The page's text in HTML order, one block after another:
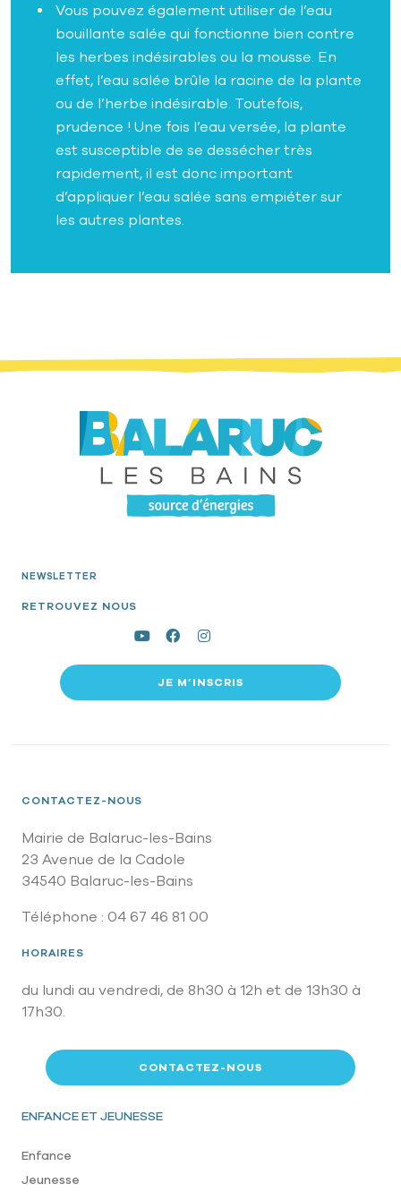
Vous pouvez également utiliser de l’eau
bouillante salée qui fonctionne bien contre
les herbes indésirables ou la mousse. En
effet, l’eau salée brûle la racine de la plante
ou de l’herbe indésirable. Toutefois,
prudence ! Une fois l’eau versée, la plante
est susceptible de se dessécher très
rapidement, il est donc important
d’appliquer l’eau salée sans empiéter sur
les autres plantes.
NEWSLETTER
JE M’INSCRIS
RETROUVEZ NOUS
CONTACTEZ-NOUS
Mairie de Balaruc-les-Bains
23 Avenue de la Cadole
34540 Balaruc-les-Bains
Téléphone : 04 67 46 81 00
HORAIRES
du lundi au vendredi, de 8h30 à 12h et de 13h30 à
17h30.
CONTACTEZ-NOUS
Pied de page
ENFANCE ET JEUNESSE
Enfance
Jeunesse